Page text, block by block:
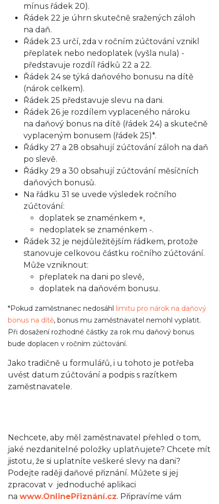
mínus řádek 20).
Řádek 22 je úhrn skutečně sražených záloh
na daň.
Řádek 23 určí, zda v ročním zúčtování vznikl
přeplatek nebo nedoplatek (vyšla nula) -
představuje rozdíl řádků 22 a 22.
Řádek 24 se týká daňového bonusu na dítě
(nárok celkem).
Řádek 25 představuje slevu na dani.
Řádek 26 je rozdílem vyplaceného nároku
na daňový bonus na dítě (řádek 24) a skutečně
vyplaceným bonusem (řádek 25)*.
Řádky 27 a 28 obsahují zúčtování záloh na daň
po slevě.
Řádky 29 a 30 obsahují zúčtování měsíčních
daňových bonusů.
Na řádku 31 se uvede výsledek ročního
zúčtování:
doplatek se znaménkem +,
nedoplatek se znaménkem -.
Řádek 32 je nejdůležitějším řádkem, protože
stanovuje celkovou částku ročního zúčtování.
Může vzniknout:
přeplatek na dani po slevě,
doplatek na daňovém bonusu.
*Pokud zaměstnanec nedosáhl limitu pro nárok na daňový
bonus na dítě, bonus mu zaměstnavatel nemohl vyplatit.
Při dosažení rozhodné částky za rok mu daňový bonus
bude doplacen v ročním zúčtování.
Jako tradičně u formulářů, i u tohoto je potřeba
uvést datum zúčtování a podpis s razítkem
zaměstnavatele.
Nechcete, aby měl zaměstnavatel přehled o tom,
jaké nezdanitelné položky uplatňujete? Chcete mít
jistotu, že si uplatníte veškeré slevy na dani?
Podejte raději daňové přiznání. Můžete si jej
zpracovat v jednoduché aplikaci
na www.OnlinePřiznání.cz. Připravíme vám